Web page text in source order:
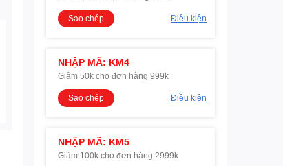
Sao chép Điều kiện
NHẬP MÃ: KM4
Giảm 50k cho đơn hàng 999k
Sao chép Điều kiện
NHẬP MÃ: KM5
Giảm 100k cho đơn hàng 2999k